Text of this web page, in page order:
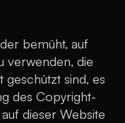
bemüht, auf
verwenden, die
sind, es
des Copyright-
dieser Website